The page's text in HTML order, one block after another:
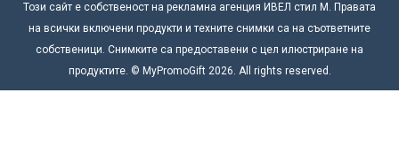
Този сайт е собственост на рекламна агенция ИВЕЛ стил М. Правата
на всички включени продукти и техните снимки са на съответните
собственици. Снимките са предоставени с цел илюстриране на
продуктите. © MyPromoGift 2026. All rights reserved.